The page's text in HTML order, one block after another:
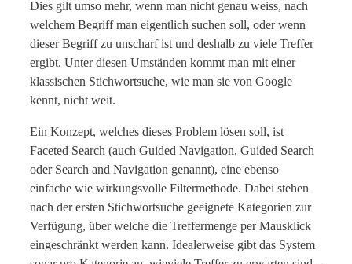
Dies gilt umso mehr, wenn man nicht genau weiss, nach
welchem Begriff man eigentlich suchen soll, oder wenn
dieser Begriff zu unscharf ist und deshalb zu viele Treffer
ergibt. Unter diesen Umständen kommt man mit einer
klassischen Stichwortsuche, wie man sie von Google
kennt, nicht weit.
Ein Konzept, welches dieses Problem lösen soll, ist
Faceted Search (auch Guided Navigation, Guided Search
oder Search and Navigation genannt), eine ebenso
einfache wie wirkungsvolle Filtermethode. Dabei stehen
nach der ersten Stichwortsuche geeignete Kategorien zur
Verfügung, über welche die Treffermenge per Mausklick
eingeschränkt werden kann. Idealerweise gibt das System